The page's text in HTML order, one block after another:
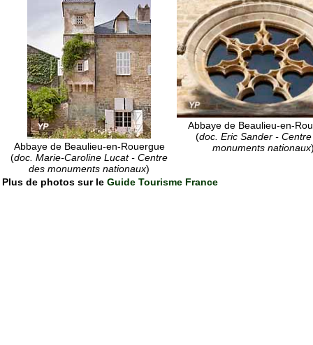
Abbaye de Beaulieu-en-Rouergue
(doc. Marie-Caroline Lucat - Centre
des monuments nationaux)
Abbaye de Beaulieu-en-
(doc. Eric Sander -
monuments nationaux
Plus de photos sur le Guide Tourisme France